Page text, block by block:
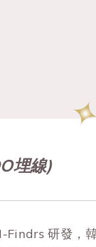
埋線)
Findrs 研發，